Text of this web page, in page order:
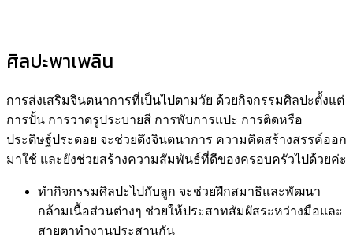
ศิลปะพาเพลิน
การส่งเสริมจินตนาการที่เป็นไปตามวัย ด้วยกิจกรรมศิลปะตั้งแต่
การปั้น การวาดรูประบายสี การพับการแปะ การติดหรือ
ประดิษฐ์ประดอย จะช่วยดึงจินตนาการ ความคิดสร้างสรรค์ออก
มาใช้ และยังช่วยสร้างความสัมพันธ์ที่ดีของครอบครัวไปด้วยค่ะ
ทำกิจกรรมศิลปะไปกับลูก จะช่วยฝึกสมาธิและพัฒนา
กล้ามเนื้อส่วนต่างๆ ช่วยให้ประสาทสัมผัสระหว่างมือและ
สายตาทำงานประสานกัน